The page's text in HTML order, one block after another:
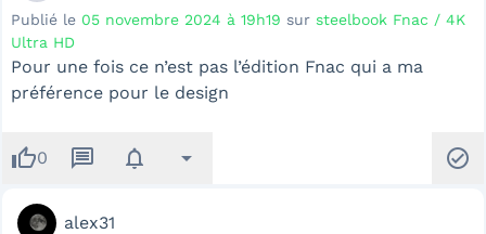
Publié le 05 novembre 2024 à 19h19 sur steelbook Fnac / 4K
Ultra HD
Pour une fois ce n’est pas l’édition Fnac qui a ma
préférence pour le design
thumb_up0 message notifications arrow_drop_down check_circle
alex31